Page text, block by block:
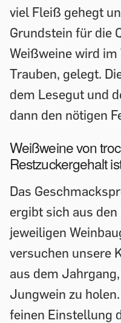
viel Fleiß gehegt
Grundstein für die
Weißweine wird im
Trauben, gelegt.
dem Lesegut und
dann den nötigen
Weißweine von
Restzuckergehalt
Das
ergibt sich aus
jeweiligen
versuchen unsere
aus dem
Jungwein zu
feinen Einstellung